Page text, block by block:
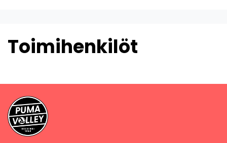
Toimihenkilöt